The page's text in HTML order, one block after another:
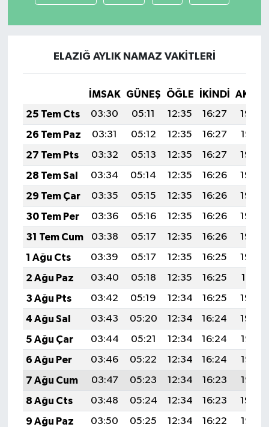
ELAZIĞ AYLIK NAMAZ VAKITLERI
İMSAK GÜNEŞ ÖĞLE İKINDI
25 Tem Cts
03:30 05:11 12:35 16:27
19:48
26 Tem Paz
03:31 05:12 12:35 16:27
19:47
27 Tem Pts
03:32 05:13 12:35 16:27
19:46
28 Tem Sal
03:34 05:14 12:35 16:26
19:46
29 Tem Çar
03:35 05:15 12:35 16:26
19:45
30 Tem Per
03:36 05:16 12:35 16:26
19:44
31 Tem Cum
03:38 05:17 12:35 16:26
19:43
1 Ağu Cts
03:39 05:17 12:35 16:25
19:42
2 Ağu Paz
03:40 05:18 12:35 16:25
19:41
3 Ağu Pts
03:42 05:19 12:34 16:25
19:40
4 Ağu Sal
03:43 05:20 12:34 16:24
19:39
5 Ağu Çar
03:44 05:21 12:34 16:24
19:38
6 Ağu Per
03:46 05:22 12:34 16:24
19:37
7 Ağu Cum
03:47 05:23 12:34 16:23
19:35
8 Ağu Cts
03:48 05:24 12:34 16:23
19:34
9 Ağu Paz
03:50 05:25 12:34 16:22
19:33